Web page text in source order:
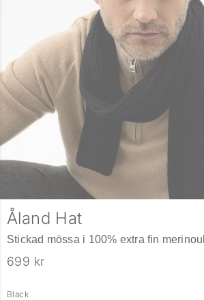
Åland Hat
Stickad mössa i 100% extra fin merinoull
699 kr
Black